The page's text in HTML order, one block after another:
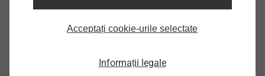
Acceptați cookie-urile selectate
Informații legale